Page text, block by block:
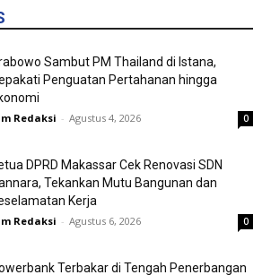
Sambut PM Thailand di Istana,
Penguatan Pertahanan hingga
Redaksi - Agustus 4, 2026 0
DPRD Makassar Cek Renovasi SDN
Tekankan Mutu Bangunan dan
Kerja
Redaksi - Agustus 6, 2026 0
Terbakar di Tengah Penerbangan